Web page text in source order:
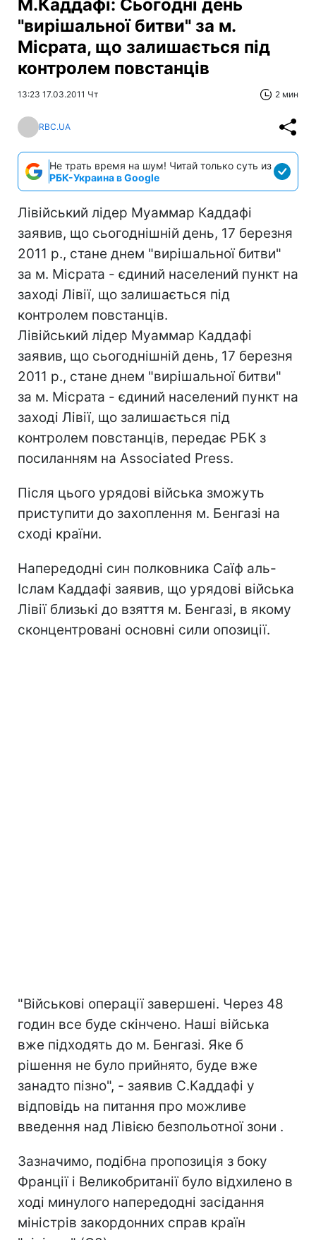
М.Каддафі: Сьогодні день
"вирішальної битви" за м.
Місрата, що залишається під
контролем повстанців
13:23 17.03.2011 Чт 2 мин
RBC.UA
Не трать время на шум! Читай только суть из
РБК-Украина в Google
Лівійський лідер Муаммар Каддафі
заявив, що сьогоднішній день, 17 березня
2011 р., стане днем "вирішальної битви"
за м. Місрата - єдиний населений пункт на
заході Лівії, що залишається під
контролем повстанців.
Лівійський лідер Муаммар Каддафі
заявив, що сьогоднішній день, 17 березня
2011 р., стане днем "вирішальної битви"
за м. Місрата - єдиний населений пункт на
заході Лівії, що залишається під
контролем повстанців, передає РБК з
посиланням на Associated Press.
Після цього урядові війська зможуть
приступити до захоплення м. Бенгазі на
сході країни.
Напередодні син полковника Саїф аль-
Іслам Каддафі заявив, що урядові війська
Лівії близькі до взяття м. Бенгазі, в якому
сконцентровані основні сили опозиції.
"Військові операції завершені. Через 48
годин все буде скінчено. Наші війська
вже підходять до м. Бенгазі. Яке б
рішення не було прийнято, буде вже
занадто пізно", - заявив С.Каддафі у
відповідь на питання про можливе
введення над Лівією безпольотної зони .
Зазначимо, подібна пропозиція з боку
Франції і Великобританії було відхилено в
ході минулого напередодні засідання
міністрів закордонних справ країн